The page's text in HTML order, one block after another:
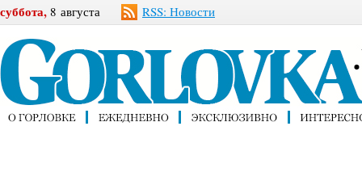
суббота, 8 августа RSS: Новости